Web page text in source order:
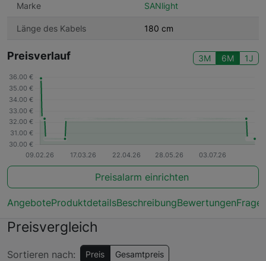
Marke SANlight
Länge des Kabels 180 cm
Preisverlauf 3M 6M 1J
Preisalarm einrichten
AngeboteProduktdetailsBeschreibungBewertungen
Preisvergleich
Sortieren nach: Preis Gesamtpreis